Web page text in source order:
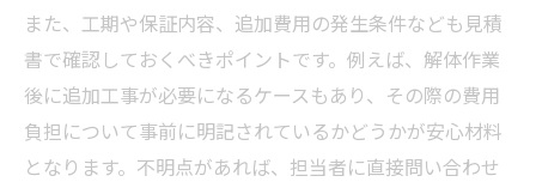
また、工期や保証内容、追加費用の発生条件なども見積
書で確認しておくべきポイントです。例えば、解体作業
後に追加工事が必要になるケースもあり、その際の費用
負担について事前に明記されているかどうかが安心材料
となります。不明点があれば、担当者に直接問い合わせ